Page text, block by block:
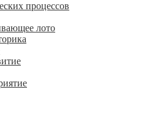
процессов
лото